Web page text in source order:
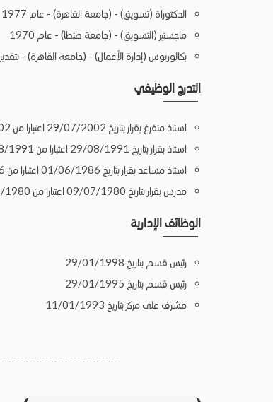
الدكتوراة (تسويق) - (جامعة القاهرة) - عام 1977
ماجستير (التسويق) - (جامعة طنطا) - عام 1970
بكالوريوس (إدارة الأعمال) - (جامعة القاهرة) - بتقدير Not - عام 1963
التدرج الوظيفي
استاذ متفرغ بقرار بتاريخ 29/07/2002 اعتبارا من 14/08/2002
استاذ بقرار بتاريخ 29/08/1991 اعتبارا من 28/08/1991
استاذ مساعد بقرار بتاريخ 01/06/1986 اعتبارا من 28/05/1986
مدرس بقرار بتاريخ 09/07/1980 اعتبارا من 09/07/1980
الوظائف الإدارية
رئيس قسم بتاريخ 29/01/1998
رئيس قسم بتاريخ 29/01/1995
مشرف على مركز بتاريخ 11/01/1993